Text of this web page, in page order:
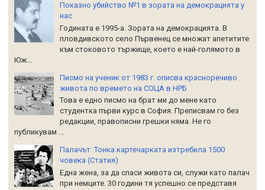
Показно убийство №1 в зората на демокрацията у
нас
Годината е 1995-а. Зората на демокрацията. В
пловдивското село Първенец се множат апетитите
към стоковото тържище, което е най-голямото в
Юж...
Писмо на ученик от 1983 г. описва красноречиво
живота по времето на СОЦА в НРБ
Това е едно писмо на брат ми до мене като
студентка първи курс в София. Преписвам го без
редакции, правописни грешки няма. Не го
публикувам ...
Палачът: Тонка картечарката изтребила 1500
човека (Статия)
Една жена, за да спаси живота си, служи като палач
при немците. 30 години тя успешно се представя